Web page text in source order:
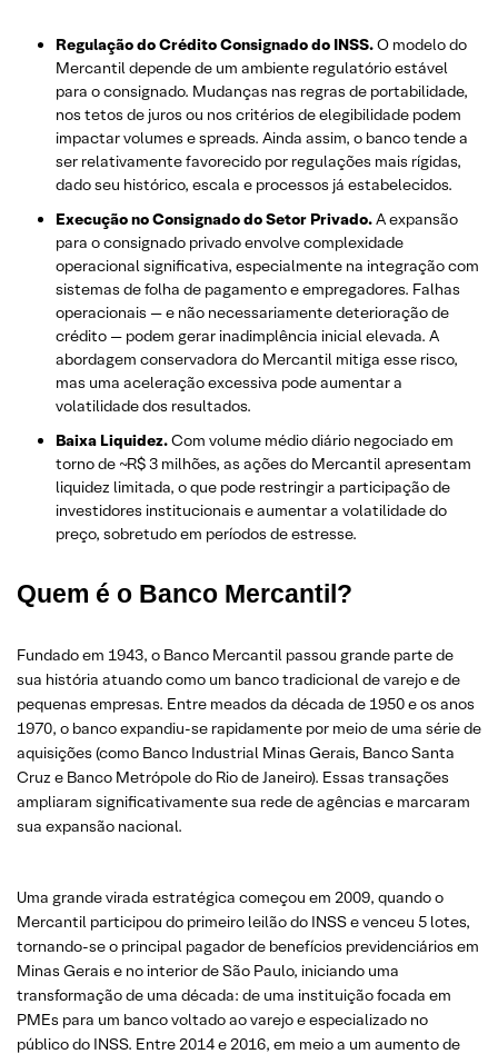
Regulação do Crédito Consignado do INSS.O modelo do
Mercantil depende de um ambiente regulatório estável
para o consignado. Mudanças nas regras de portabilidade,
nos tetos de juros ou nos critérios de elegibilidade podem
impactar volumes e spreads. Ainda assim, o banco tende a
ser relativamente favorecido por regulações mais rígidas,
dado seu histórico, escala e processos já estabelecidos.
Execução no Consignado do Setor Privado.A expansão
para o consignado privado envolve complexidade
operacional significativa, especialmente na integração com
sistemas de folha de pagamento e empregadores. Falhas
operacionais — e não necessariamente deterioração de
crédito — podem gerar inadimplência inicial elevada. A
abordagem conservadora do Mercantil mitiga esse risco,
mas uma aceleração excessiva pode aumentar a
volatilidade dos resultados.
Baixa Liquidez.Com volume médio diário negociado em
torno de ~R$ 3 milhões, as ações do Mercantil apresentam
liquidez limitada, o que pode restringir a participação de
investidores institucionais e aumentar a volatilidade do
preço, sobretudo em períodos de estresse.
Quem é o Banco Mercantil?
Fundado em 1943, o Banco Mercantil passou grande parte de
sua história atuando como um banco tradicional de varejo e de
pequenas empresas. Entre meados da década de 1950 e os anos
1970, o banco expandiu-se rapidamente por meio de uma série de
aquisições (como Banco Industrial Minas Gerais, Banco Santa
Cruz e Banco Metrópole do Rio de Janeiro). Essas transações
ampliaram significativamente sua rede de agências e marcaram
sua expansão nacional.
Uma grande virada estratégica começou em 2009, quando o
Mercantil participou do primeiro leilão do INSS e venceu 5 lotes,
tornando-se o principal pagador de benefícios previdenciários em
Minas Gerais e no interior de São Paulo, iniciando uma
transformação de uma década: de uma instituição focada em
PMEs para um banco voltado ao varejo e especializado no
público do INSS. Entre 2014 e 2016, em meio a um aumento de